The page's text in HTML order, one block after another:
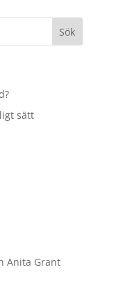
sätt
Anita Grant